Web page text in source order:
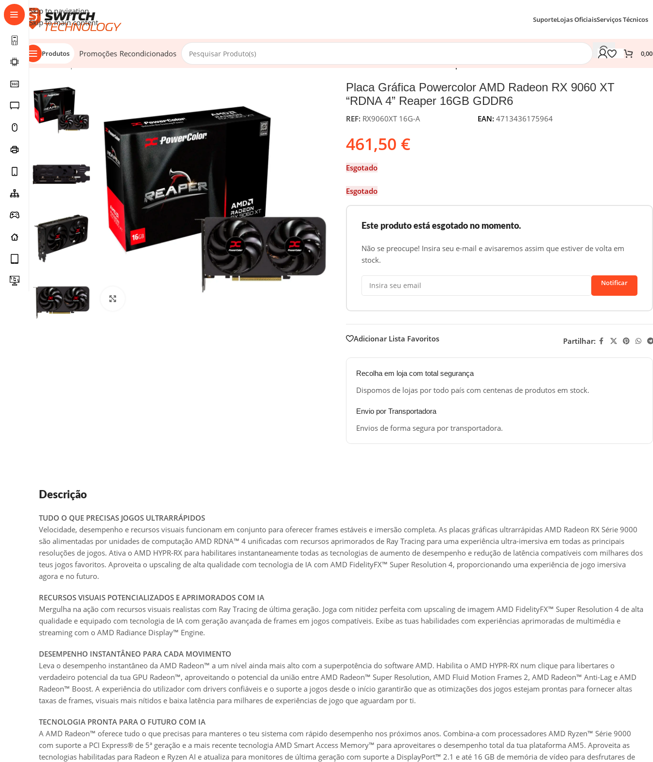
Skip to navigation
Skip to main content
SuporteLojas OficiaisServiços Técnicos
Produtos Promoções Recondicionados
Início Placas Gráficas AMD/Placa Gráfica Powercolor AMD Radeon RX 9060 XT “RDNA 4” Reaper 16GB GDDR6
Placa Gráfica Powercolor AMD Radeon RX 9060 XT
“RDNA 4” Reaper 16GB GDDR6
REF: RX9060XT 16G-A EAN: 4713436175964
461,50 €
Esgotado
Esgotado
Este produto está esgotado no momento.
Não se preocupe! Insira seu e-mail e avisaremos assim que estiver de volta em
stock.
Notificar
Adicionar Lista Favoritos Partilhar:
Recolha em loja com total segurança
Dispomos de lojas por todo país com centenas de produtos em stock.
Envio por Transportadora
Envios de forma segura por transportadora.
Descrição
TUDO O QUE PRECISAS JOGOS ULTRARRÁPIDOS
Velocidade, desempenho e recursos visuais funcionam em conjunto para oferecer frames estáveis e imersão completa. As placas gráficas ultrarrápidas AMD Radeon RX Série 9000
são alimentadas por unidades de computação AMD RDNA™ 4 unificadas com recursos aprimorados de Ray Tracing para uma experiência ultra-imersiva em todas as principais
resoluções de jogos. Ativa o AMD HYPR-RX para habilitares instantaneamente todas as tecnologias de aumento de desempenho e redução de latência compatíveis com milhares dos
teus jogos favoritos. Aproveita o upscaling de alta qualidade com tecnologia de IA com AMD FidelityFX™ Super Resolution 4, proporcionando uma experiência de jogo imersiva
agora e no futuro.
RECURSOS VISUAIS POTENCIALIZADOS E APRIMORADOS COM IA
Mergulha na ação com recursos visuais realistas com Ray Tracing de última geração. Joga com nitidez perfeita com upscaling de imagem AMD FidelityFX™ Super Resolution 4 de alta
qualidade e equipado com tecnologia de IA com geração avançada de frames em jogos compatíveis. Exibe as tuas habilidades com experiências aprimoradas de multimédia e
streaming com o AMD Radiance Display™ Engine.
DESEMPENHO INSTANTÂNEO PARA CADA MOVIMENTO
Leva o desempenho instantâneo da AMD Radeon™ a um nível ainda mais alto com a superpotência do software AMD. Habilita o AMD HYPR-RX num clique para libertares o
verdadeiro potencial da tua GPU Radeon™, aproveitando o potencial da união entre AMD Radeon™ Super Resolution, AMD Fluid Motion Frames 2, AMD Radeon™ Anti-Lag e AMD
Radeon™ Boost. A experiência do utilizador com drivers confiáveis e o suporte a jogos desde o início garantirão que as otimizações dos jogos estejam prontas para fornecer altas
taxas de frames, visuais mais nítidos e baixa latência para milhares de experiências de jogo que aguardam por ti.
TECNOLOGIA PRONTA PARA O FUTURO COM IA
A AMD Radeon™ oferece tudo o que precisas para manteres o teu sistema com rápido desempenho nos próximos anos. Combina-a com processadores AMD Ryzen™ Série 9000
com suporte a PCI Express® de 5ª geração e a mais recente tecnologia AMD Smart Access Memory™ para aproveitares o desempenho total da tua plataforma AM5. Aproveita as
tecnologias habilitadas para Radeon e Ryzen AI e atualiza para monitores de última geração com suporte a DisplayPort™ 2.1 e até 16 GB de memória de vídeo para desfrutares de